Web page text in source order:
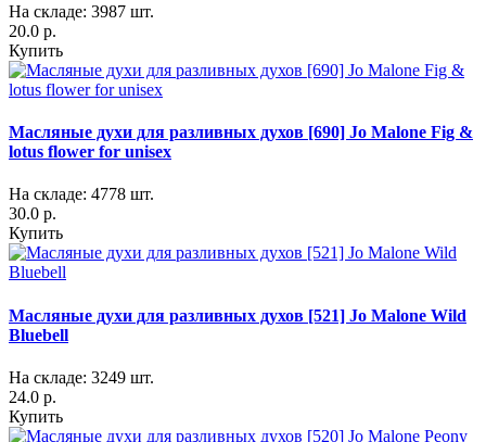
На складе: 3987 шт.
20.0 р.
Купить
Масляные духи для разливных духов [690] Jo Malone Fig &
lotus flower for unisex
На складе: 4778 шт.
30.0 р.
Купить
Масляные духи для разливных духов [521] Jo Malone Wild
Bluebell
На складе: 3249 шт.
24.0 р.
Купить